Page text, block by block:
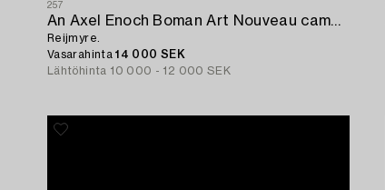
257
An Axel Enoch Boman Art Nouveau cameo glass bowl,
Reijmyre.
Vasarahinta14 000 SEK
Lähtöhinta 10 000 - 12 000 SEK